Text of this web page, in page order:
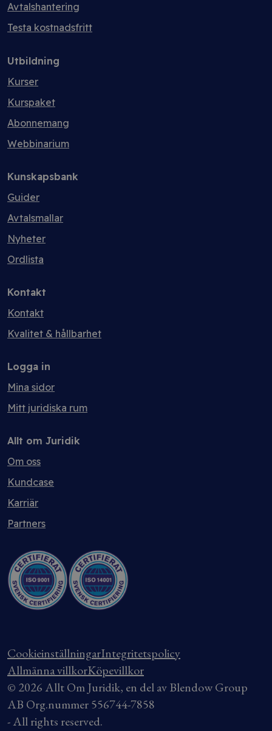
Avtalshantering
Testa kostnadsfritt
Utbildning
Kurser
Kurspaket
Abonnemang
Webbinarium
Kunskapsbank
Guider
Avtalsmallar
Nyheter
Ordlista
Kontakt
Kontakt
Kvalitet & hållbarhet
Logga in
Mina sidor
Mitt juridiska rum
Allt om Juridik
Om oss
Kundcase
Karriär
Partners
CookieinställningarIntegritetspolicy
Allmänna villkorKöpevillkor
© 2026 Allt Om Juridik, en del av Blendow Group
AB Org.nummer 556744-7858
- All rights reserved.